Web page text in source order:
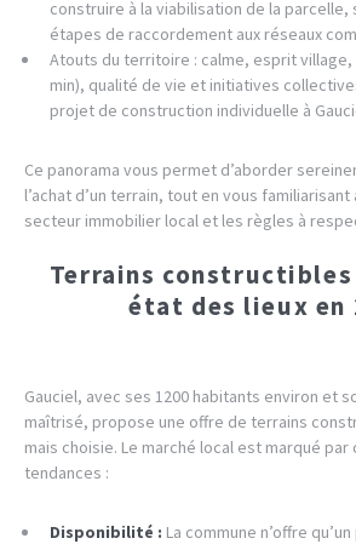
construire à la viabilisation de la parcelle,
étapes de raccordement aux réseaux
Atouts du territoire : calme, esprit village,
min), qualité de vie et initiatives
projet de construction individuelle à
Ce panorama vous permet d’aborder
l’achat d’un terrain, tout en vous familiarisant
secteur immobilier local et les règles à
Terrains constructibles
état des lieux en
Gauciel, avec ses 1200 habitants environ et
maîtrisé, propose une offre de terrains
mais choisie. Le marché local est marqué
tendances :
Disponibilité : La commune n’offre